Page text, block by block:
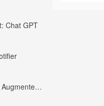
Chat GPT
RoSeal – Augmented Roblox Experience